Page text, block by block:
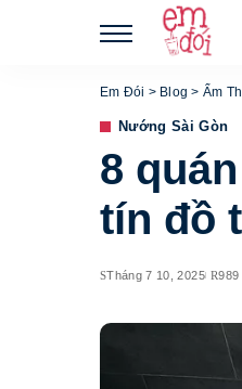
Em Đói > Blog > Ẩm
Nướng Sài Gòn
8
tín đồ
Tháng 7 10, 2025 989